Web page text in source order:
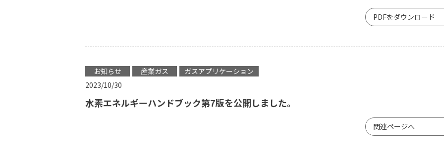
PDFをダウンロード
お知らせ 産業ガス
ガスアプリケーション
2023/10/30
水素エネルギーハンドブック第7版を公開しました。
関連ページへ